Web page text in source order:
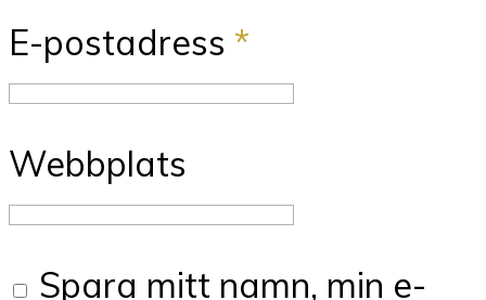
E-postadress *
Webbplats
Spara mitt namn, min e-